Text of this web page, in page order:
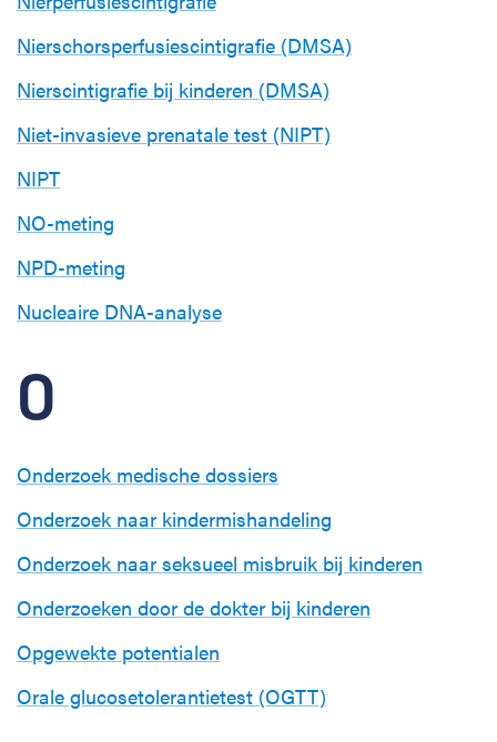
Nierschorsperfusiescintigrafie (DMSA)
Nierscintigrafie bij kinderen (DMSA)
Niet-invasieve prenatale test (NIPT)
NIPT
NO-meting
NPD-meting
Nucleaire DNA-analyse
O
Onderzoek medische dossiers
Onderzoek naar kindermishandeling
Onderzoek naar seksueel misbruik bij kinderen
Onderzoeken door de dokter bij kinderen
Opgewekte potentialen
Orale glucosetolerantietest (OGTT)